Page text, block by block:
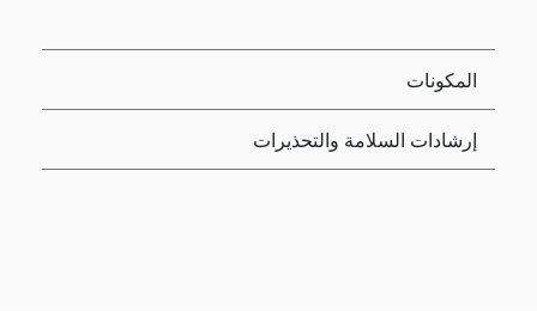
المكونات
إرشادات السلامة والتحذيرات